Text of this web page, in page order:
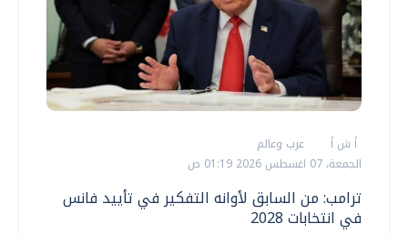
أ ش أ
عرب وعالم
الجمعة، 07 اغسطس 2026 01:19 ص
ترامب: من السابق لأوانه التفكير في تأييد فانس
في انتخابات 2028